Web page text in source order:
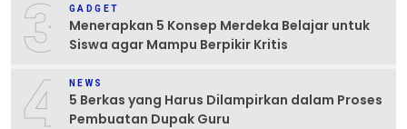
3 GADGET
Menerapkan 5 Konsep Merdeka Belajar untuk
Siswa agar Mampu Berpikir Kritis
4 NEWS
5 Berkas yang Harus Dilampirkan dalam Proses
Pembuatan Dupak Guru